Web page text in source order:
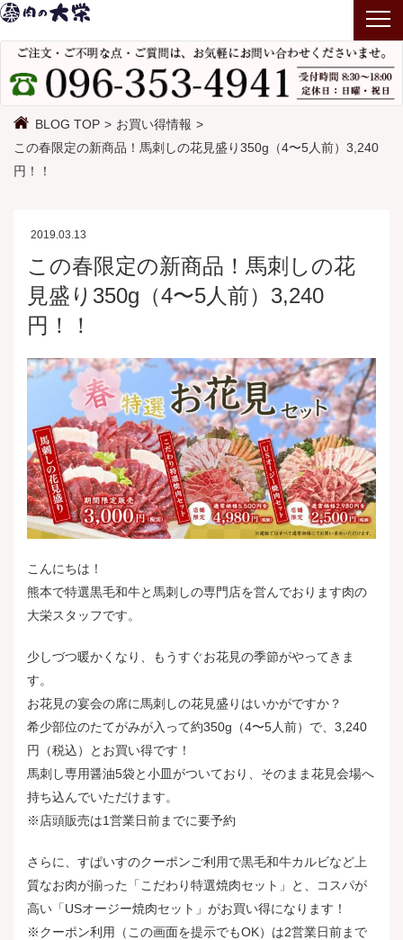
T
o
g
g
BLOG TOP
お買い得情報
この春限定の新商品！馬刺しの花見盛り350g（4〜5人前）3,240
円！！
2019.03.13
この春限定の新商品！馬刺しの花
見盛り350g（4〜5人前）3,240
円！！
こんにちは！
熊本で特選黒毛和牛と馬刺しの専門店を営んでおります肉の
大栄スタッフです。
少しづつ暖かくなり、もうすぐお花見の季節がやってきま
す。
お花見の宴会の席に馬刺しの花見盛りはいかがですか？
希少部位のたてがみが入って約350g（4〜5人前）で、3,240
円（税込）とお買い得です！
馬刺し専用醤油5袋と小皿がついており、そのまま花見会場へ
持ち込んでいただけます。
※店頭販売は1営業日前までに要予約
さらに、すぱいすのクーポンご利用で黒毛和牛カルビなど上
質なお肉が揃った「こだわり特選焼肉セット」と、コスパが
高い「USオージー焼肉セット」がお買い得になります！
※クーポン利用（この画面を提示でもOK）は2営業日前まで